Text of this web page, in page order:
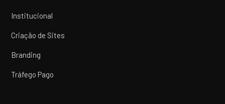
Institucional
Criação de Sites
Branding
Tráfego Pago